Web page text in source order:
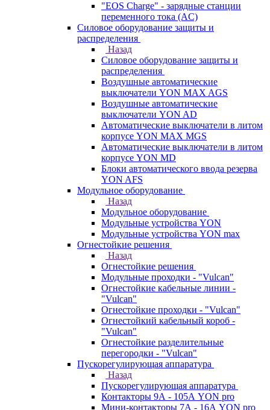
"EOS Charge" - зарядные станции
переменного тока (AC)
Силовое оборудование защиты и
распределения
Назад
Силовое оборудование защиты и
распределения
Воздушные автоматические
выключатели YON MAX AGS
Воздушные автоматические
выключатели YON AD
Автоматические выключатели в литом
корпусе YON MAX MGS
Автоматические выключатели в литом
корпусе YON MD
Блоки автоматического ввода резерва
YON AFS
Модульное оборудование
Назад
Модульное оборудование
Модульные устройства YON
Модульные устройства YON max
Огнестойкие решения
Назад
Огнестойкие решения
Модульные проходки - "Vulcan"
Огнестойкие кабельные линии -
"Vulcan"
Огнестойкие проходки - "Vulcan"
Огнестойкий кабельный короб -
"Vulcan"
Огнестойкие разделительные
перегородки - "Vulcan"
Пускорегулирующая аппаратура
Назад
Пускорегулирующая аппаратура
Контакторы 9А - 105А YON pro
Мини-контакторы 7А - 16А YON pro